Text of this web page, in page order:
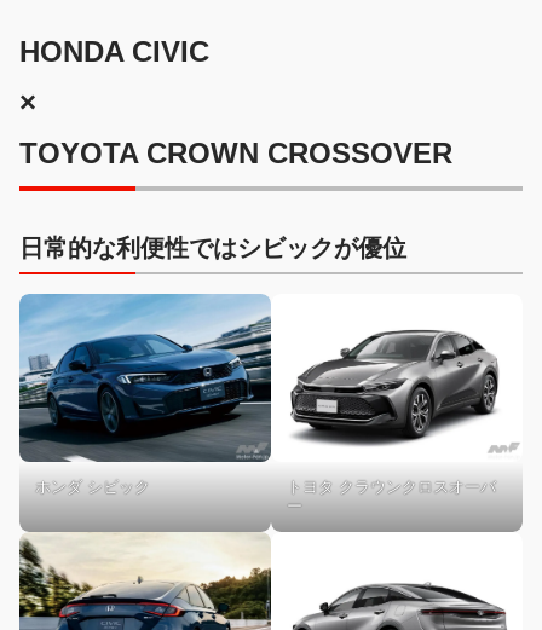
HONDA CIVIC
×
TOYOTA CROWN CROSSOVER
日常的な利便性ではシビックが優位
ホンダ シビック
トヨタ クラウンクロスオーバ
ー